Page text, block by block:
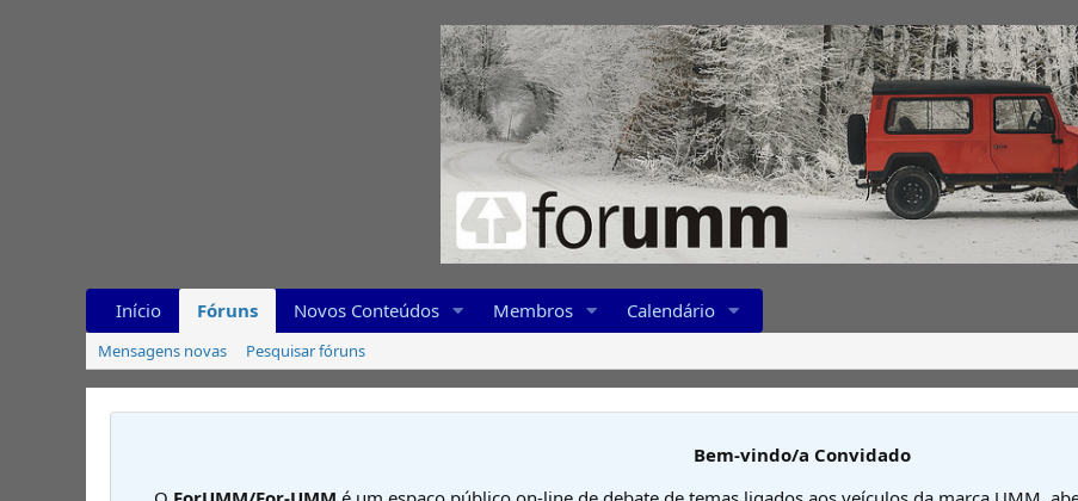
Início Fóruns Novos Conteúdos Membros Calendário
Mensagens novas Pesquisar fóruns
Bem-vindo/a Convidado